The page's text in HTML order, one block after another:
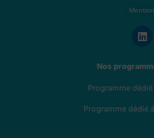
Nos
Programme dédié
Programme dédié